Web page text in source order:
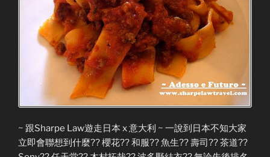
~ 跟Sharpe Law遊走日本 x 意大利 ~ 一說到日本不知大家
立即會聯想到什麼?? 櫻花?? 和服?? 魚生?? 壽司?? 茶道??